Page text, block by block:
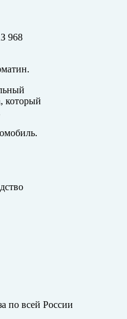
968
который
по всей России